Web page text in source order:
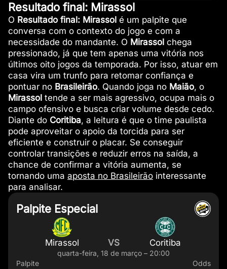
Resultado final: Mirassol
O Resultado final: Mirassol é um palpite que
conversa com o contexto do jogo e com a
necessidade do mandante. O Mirassol chega
pressionado, já que tem apenas uma vitória nos
últimos oito jogos da temporada. Por isso, atuar em
casa vira um trunfo para retomar confiança e
pontuar no Brasileirão. Quando joga no Maião, o
Mirassol tende a ser mais agressivo, ocupa mais o
campo ofensivo e busca criar volume desde cedo.
Diante do Coritiba, a leitura é que o time paulista
pode aproveitar o apoio da torcida para ser
eficiente e construir o placar. Se conseguir
controlar transições e reduzir erros na saída, a
chance de confirmar a vitória aumenta, se
tornando uma aposta no Brasileirãointeressante
para analisar.
Palpite Especial
Mirassol VS Coritiba
quarta-feira, 18 de março – 20:00
Palpite
Odds